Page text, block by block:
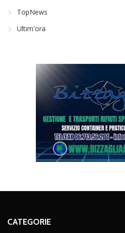
TopNews
Ultim'ora
CATEGORIE